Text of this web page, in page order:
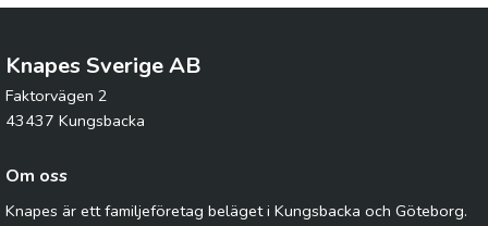
Knapes Sverige AB
Faktorvägen 2
43437 Kungsbacka
Om oss
Knapes är ett familjeföretag beläget i Kungsbacka och Göteborg.